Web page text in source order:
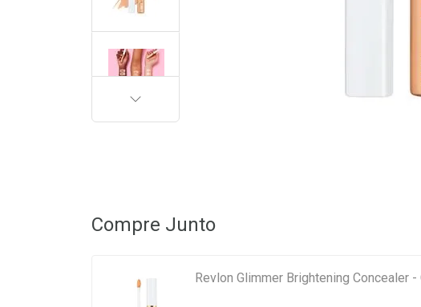
PRÓXIMA
Compre Junto
Revlon Glimmer Brightening Concealer